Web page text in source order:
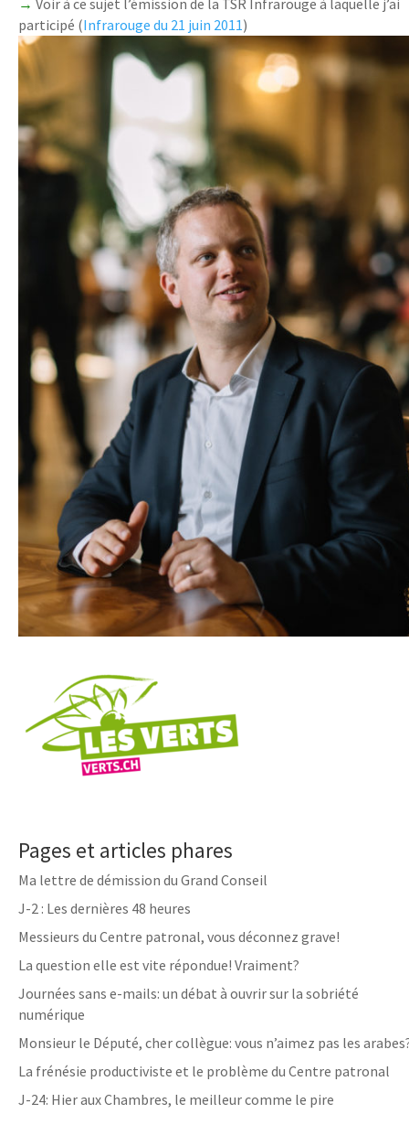
participé (Infrarouge du 21 juin 2011)
Pages et articles phares
Ma lettre de démission du Grand Conseil
J-2 : Les dernières 48 heures
Messieurs du Centre patronal, vous déconnez grave!
La question elle est vite répondue! Vraiment?
Journées sans e-mails: un débat à ouvrir sur la sobriété
numérique
Monsieur le Député, cher collègue: vous n’aimez pas les
La frénésie productiviste et le problème du Centre patronal
J-24: Hier aux Chambres, le meilleur comme le pire